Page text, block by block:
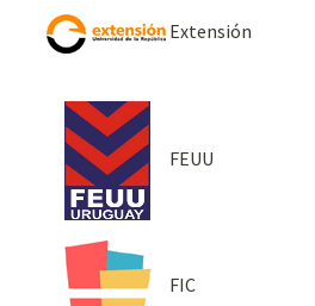
Extensión
FEUU
FIC